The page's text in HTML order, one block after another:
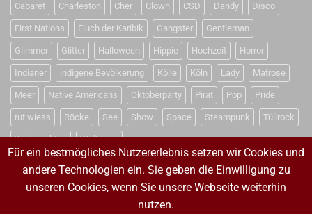
Cabaret Charleston Cher Clown CSD Dandy Disco
First Nations Fluch der Karibik Gangster Gentleman
Glimmer Glitter Halloween Hippie Hochzeit Horror
Indianer indigene Bevölkerung Kölle Köln Lady Matrose
Meer Native Americans Oktoberparty Pirat Pop Pride
rut wiess Röcke See Show Space Steampunk Tüllrock
Weihnachten Weltraum
VERTRAG WIDERRUFEN
Für ein bestmögliches Nutzererlebnis setzen wir Cookies und
andere Technologien ein. Sie geben die Einwilligung zu
unseren Cookies, wenn Sie unsere Webseite weiterhin
nutzen.